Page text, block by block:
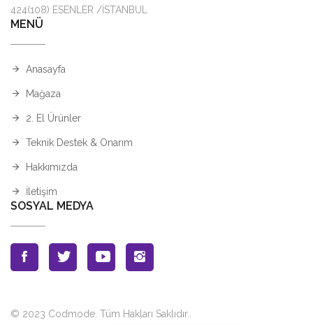
424(108) ESENLER /İSTANBUL
MENÜ
Anasayfa
Mağaza
2. El Ürünler
Teknik Destek & Onarım
Hakkımızda
İletişim
SOSYAL MEDYA
© 2023 Codmode. Tüm Hakları Saklıdır.